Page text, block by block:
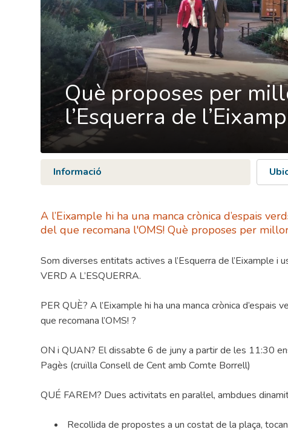
Què proposes per
l’Esquerra de
Informació
A l’Eixample hi ha una manca crònica d’espais
del que recomana l'OMS! Què proposes per
Som diverses entitats actives a l’Esquerra de l’Eixample i
VERD A L’ESQUERRA.
PER QUÈ? A l’Eixample hi ha una manca crònica
que recomana l’OMS! ?
ON i QUAN? El dissabte 6 de juny a partir de les 11:30
Pagès (cruïlla Consell de Cent amb Comte Borrell)
QUÉ FAREM? Dues activitats en paral·lel, ambdues
Recollida de propostes a un costat de la plaça,